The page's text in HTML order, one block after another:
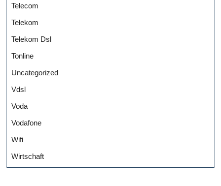
Telecom
Telekom
Telekom Dsl
Tonline
Uncategorized
Vdsl
Voda
Vodafone
Wifi
Wirtschaft